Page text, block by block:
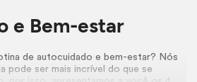
e Bem-estar
de autocuidado e bem-estar? Nós
pode ser mais incrível do que se